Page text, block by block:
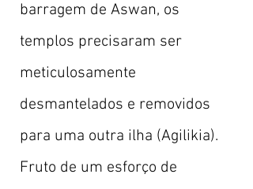
barragem de Aswan, os
templos precisaram ser
meticulosamente
desmantelados e removidos
para uma outra ilha (Agilikia).
Fruto de um esforço de